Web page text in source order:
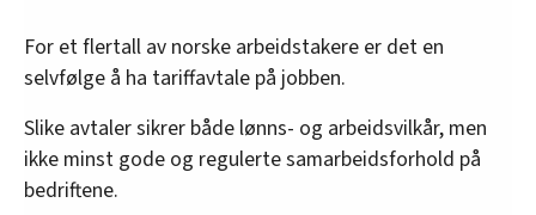
For et flertall av norske arbeidstakere er det en
selvfølge å ha tariffavtale på jobben.
Slike avtalersikrer både lønns- og arbeidsvilkår, men
ikke minst gode og regulerte samarbeidsforhold på
bedriftene.